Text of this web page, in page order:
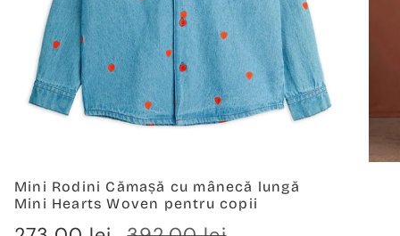
Mini Rodini Cămașă cu mânecă lungă
Mini Hearts Woven pentru copii